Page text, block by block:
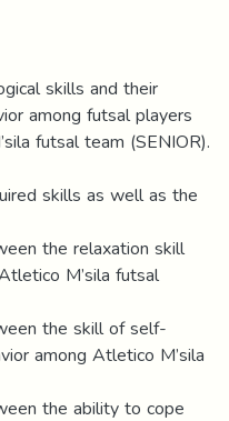
skills and their
among futsal players
futsal team (SENIOR).
skills as well as the
the relaxation skill
M’sila futsal
the skill of self-
among Atletico M’sila
the ability to cope